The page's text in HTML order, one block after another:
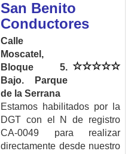
San Benito
Conductores
Calle
Moscatel,
Bloque 5.
Bajo. Parque
de la Serrana
Estamos habilitados por la
DGT con el N de registro
CA-0049 para realizar
directamente desde nuestro